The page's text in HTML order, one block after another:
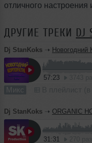
отличного настроения
ДРУГИЕ ТРЕКИ DJ
Dj StanKoks ➝ Новогодний
57:23
Микс
Dj StanKoks ➝ ORGANIC HOUSE /
31:31